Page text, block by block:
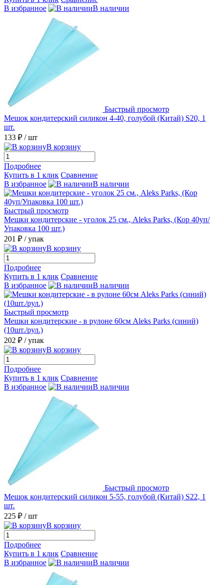
В избранное
В наличии
Быстрый просмотр
Мешок кондитерский силикон 4-40, голубой (Китай) S20, 1
шт.
133 ₽ / шт
В корзину
Подробнее
Купить в 1 клик Сравнение
В избранное
В наличии
Быстрый просмотр
Мешки кондитерские - уголок 25 см., Aleks Parks, (Кор 40уп/
Упаковка 100 шт.)
201 ₽ / упак
В корзину
Подробнее
Купить в 1 клик Сравнение
В избранное
В наличии
Быстрый просмотр
Мешки кондитерские - в рулоне 60см Aleks Parks (синий)
(10шт./рул.)
202 ₽ / упак
В корзину
Подробнее
Купить в 1 клик Сравнение
В избранное
В наличии
Быстрый просмотр
Мешок кондитерский силикон 5-55, голубой (Китай) S22, 1
шт.
225 ₽ / шт
В корзину
Подробнее
Купить в 1 клик Сравнение
В избранное
В наличии